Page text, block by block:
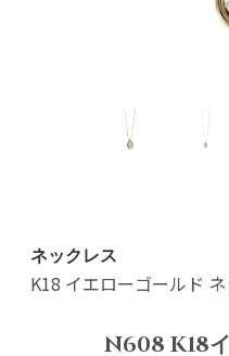
ネックレス
K18 イエローゴールド
N608 K18